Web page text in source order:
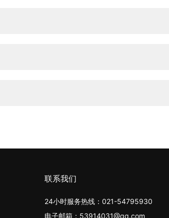
联系我们
24小时服务热线：021-54795930
电子邮箱：53914031@qq.com